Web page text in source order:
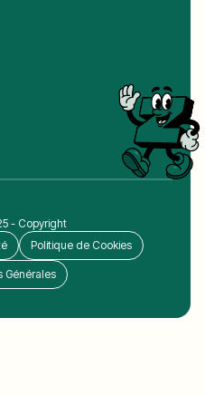
- Copyright
Politique de Cookies
Générales